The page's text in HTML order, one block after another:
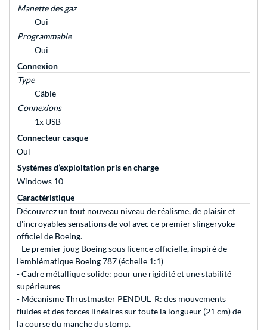
Manette des gaz
Oui
Programmable
Oui
Connexion
Type
Câble
Connexions
1x USB
Connecteur casque
Oui
Systèmes d’exploitation pris en charge
Windows 10
Caractéristique
Découvrez un tout nouveau niveau de réalisme, de plaisir et
d'incroyables sensations de vol avec ce premier slingeryoke
officiel de Boeing.
- Le premier joug Boeing sous licence officielle, inspiré de
l'emblématique Boeing 787 (échelle 1:1)
- Cadre métallique solide: pour une rigidité et une stabilité
supérieures
- Mécanisme Thrustmaster PENDUL_R: des mouvements
fluides et des forces linéaires sur toute la longueur (21 cm) de
la course du manche du stomp.